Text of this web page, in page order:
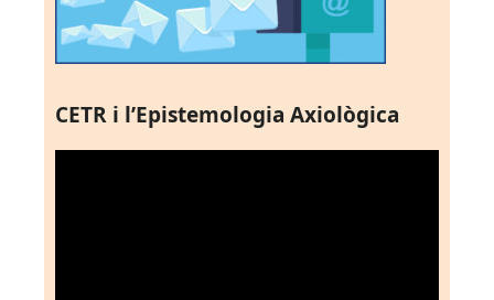
CETR i l’Epistemologia Axiològica